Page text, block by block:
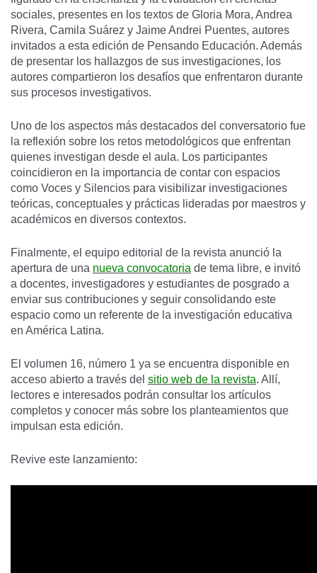
sociales, presentes en los textos de Gloria Mora, Andrea
Rivera, Camila Suárez y Jaime Andrei Puentes, autores
invitados a esta edición de Pensando Educación. Además
de presentar los hallazgos de sus investigaciones, los
autores compartieron los desafíos que enfrentaron durante
sus procesos investigativos.
Uno de los aspectos más destacados del conversatorio fue
la reflexión sobre los retos metodológicos que enfrentan
quienes investigan desde el aula. Los participantes
coincidieron en la importancia de contar con espacios
como Voces y Silencios para visibilizar investigaciones
teóricas, conceptuales y prácticas lideradas por maestros y
académicos en diversos contextos.
Finalmente, el equipo editorial de la revista anunció la
apertura de una nueva convocatoria de tema libre, e invitó
a docentes, investigadores y estudiantes de posgrado a
enviar sus contribuciones y seguir consolidando este
espacio como un referente de la investigación educativa
en América Latina.
El volumen 16, número 1 ya se encuentra disponible en
acceso abierto a través del sitio web de la revista. Allí,
lectores e interesados podrán consultar los artículos
completos y conocer más sobre los planteamientos que
impulsan esta edición.
Revive este lanzamiento: